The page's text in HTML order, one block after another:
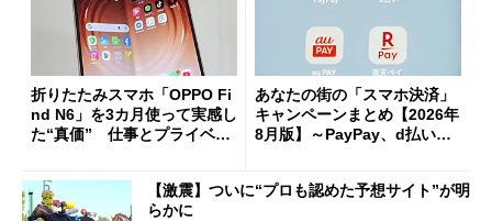
折りたたみスマホ「OPPO Fi
nd N6」を3カ月使って実感し
た“真価” 仕事とプライベー
あなたの街の「スマホ決済」
キャンペーンまとめ【2026年
8月版】～PayPay、d払い、a
【激震】ついに“プロも認めた予想サイト”が明
らかに